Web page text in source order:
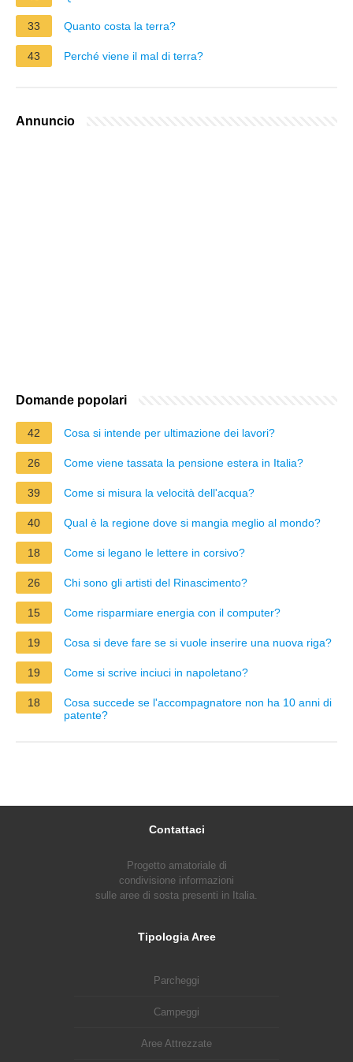
33 Quanto costa la terra?
43 Perché viene il mal di terra?
Annuncio
Domande popolari
42 Cosa si intende per ultimazione dei lavori?
26 Come viene tassata la pensione estera in Italia?
39 Come si misura la velocità dell'acqua?
40 Qual è la regione dove si mangia meglio al mondo?
18 Come si legano le lettere in corsivo?
26 Chi sono gli artisti del Rinascimento?
15 Come risparmiare energia con il computer?
19 Cosa si deve fare se si vuole inserire una nuova riga?
19 Come si scrive inciuci in napoletano?
18
Cosa succede se l'accompagnatore non ha 10 anni di
patente?
Contattaci
Progetto amatoriale di
condivisione informazioni
sulle aree di sosta presenti in Italia.
Tipologia Aree
Parcheggi
Campeggi
Aree Attrezzate